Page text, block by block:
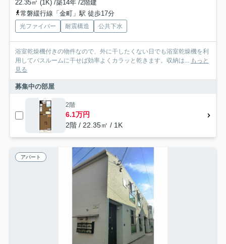
22.35㎡ (1K) /築14年 /2階建
常磐緩行線「金町」駅 徒歩17分
光ファイバー 耐震構造 公共下水
浴室乾燥機付きの物件なので、外に干したくない日でも浴室乾燥機を利
用してバスルームに干せば効率よくカラッと乾きます。収納は... もっと
見る
募集中の部屋
2階
6.1万円
2階 / 22.35㎡ / 1K
アパート